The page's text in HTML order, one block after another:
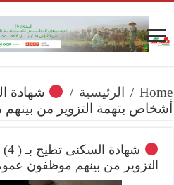
Home
/ الرئيسية /
أشخاص بتهمة التزوير من
التزوير من بينهم موظفون